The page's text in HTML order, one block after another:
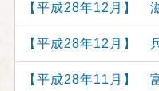
【平成28年12月】
【平成28年12月】
【平成28年11月】